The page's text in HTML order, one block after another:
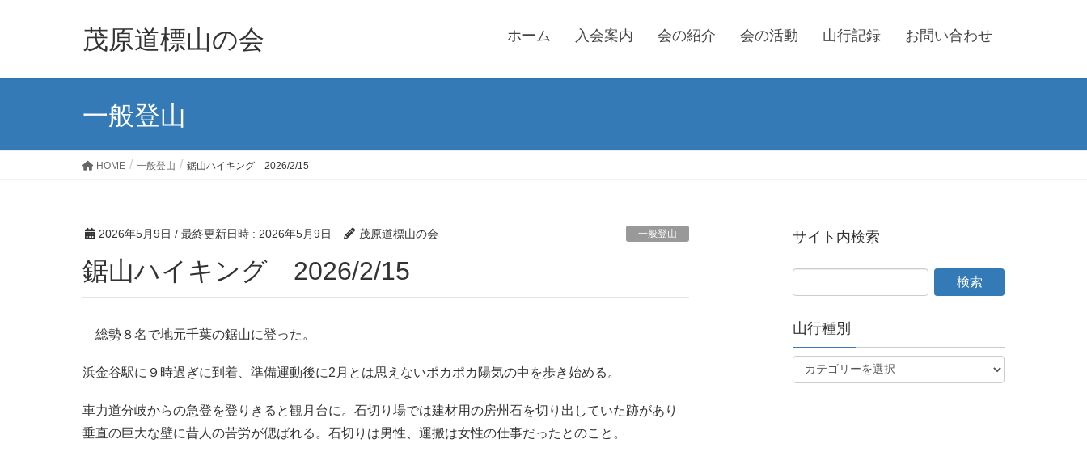
茂原道標山の会 ホーム 入会案内 会の紹介 会の活動 山行記録 お問い合わせ
一般登山
HOME 一般登山 鋸山ハイキング 2026/2/15
2026年5月9日 / 最終更新日時 : 2026年5月9日 茂原道標山の会 一般登山
鋸山ハイキング 2026/2/15
総勢８名で地元千葉の鋸山に登った。
浜金谷駅に９時過ぎに到着、準備運動後に2月とは思えないポカポカ陽気の中を歩き始める。
車力道分岐からの急登を登りきると観月台に。石切り場では建材用の房州石を切り出していた跡があり
垂直の巨大な壁に昔人の苦労が偲ばれる。石切りは男性、運搬は女性の仕事だったとのこと。
サイト内検索
山行種別